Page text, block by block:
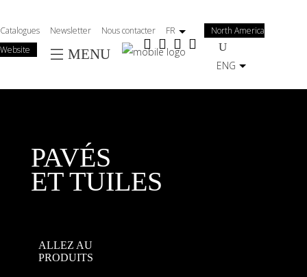
al
contenuto
Catalogues Newsletter Nous contacter FR
North America
Website
MENU
ENG
PAVÉS
ET TUILES
ALLEZ AU
PRODUITS